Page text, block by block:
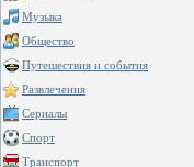
Музыка
Общество
Путешествия и события
Развлечения
Сериалы
Спорт
Транспорт